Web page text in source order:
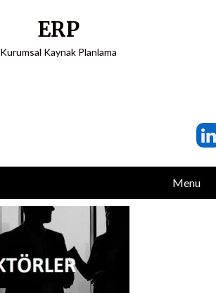
ERP
Kurumsal Kaynak Planlama
Menu